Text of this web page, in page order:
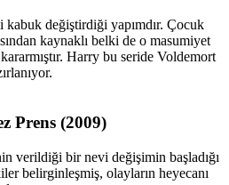
değiştirdiği yapımdır. Çocuk
kaynaklı belki de o masumiyet
Harry bu seride Voldemort
Prens (2009)
verildiği bir nevi değişimin başladığı
belirginleşmiş, olayların heyecanı